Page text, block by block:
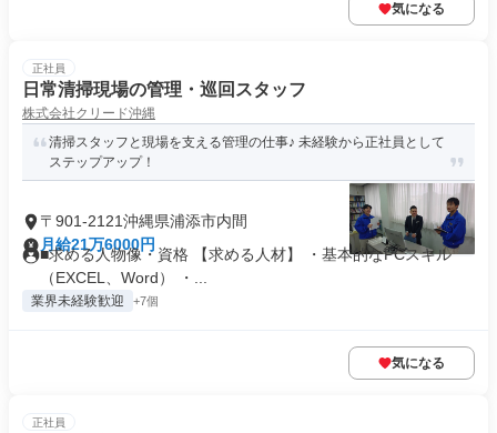
気になる
正社員
日常清掃現場の管理・巡回スタッフ
株式会社クリード沖縄
清掃スタッフと現場を支える管理の仕事♪ 未経験から正社員として
ステップアップ！
〒901-2121沖縄県浦添市内間
月給21万6000円
■求める人物像・資格 【求める人材】 ・基本的なPCスキル
（EXCEL、Word） ・...
業界未経験歓迎 +7個
気になる
正社員